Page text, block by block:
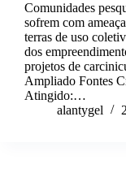
Comunidades
sofrem com
terras de uso
dos
projetos de
Ampliado Fontes
Atingido:…
alantygel